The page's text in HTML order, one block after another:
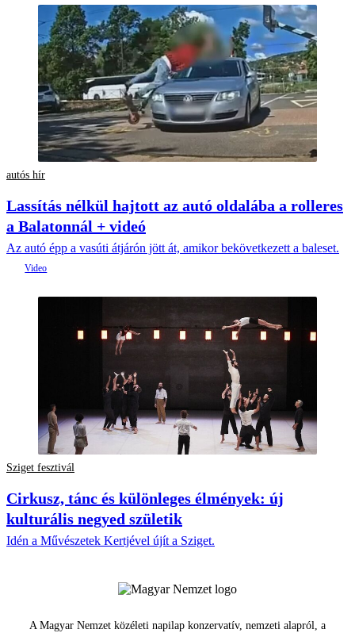
autós hír
Lassítás nélkül hajtott az autó oldalába a rolleres
a Balatonnál + videó
Az autó épp a vasúti átjárón jött át, amikor bekövetkezett a baleset.
Sziget fesztivál
Cirkusz, tánc és különleges élmények: új
kulturális negyed születik
Idén a Művészetek Kertjével újít a Sziget.
A Magyar Nemzet közéleti napilap konzervatív, nemzeti alapról, a